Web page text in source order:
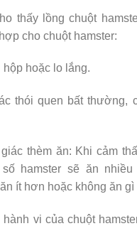
thấy lồng chuột
cho chuột hamster:
hoặc lo lắng.
thói quen bất thường,
thèm ăn: Khi cảm
số hamster sẽ ăn
ít hơn hoặc không ăn gì
vi của chuột